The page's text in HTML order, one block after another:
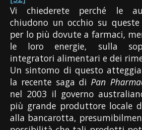
Vi chiederete perché le
chiudono un occhio su
per lo più dovute a farmaci,
le loro energie, sulla
integratori alimentari e dei
Un sintomo di questo
la recente saga diPan
nel 2003 il governo
più grande produttore locale
alla bancarotta,